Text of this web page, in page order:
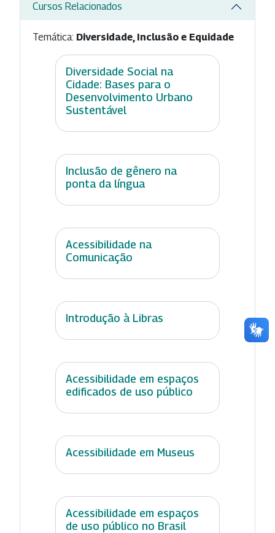
Cursos Relacionados
Temática: Diversidade, Inclusão e Equidade
Diversidade Social na
Cidade: Bases para o
Desenvolvimento Urbano
Sustentável
Inclusão de gênero na
ponta da língua
Acessibilidade na
Comunicação
Introdução à Libras
Acessibilidade em espaços
edificados de uso público
Acessibilidade em Museus
Acessibilidade em espaços
de uso público no Brasil